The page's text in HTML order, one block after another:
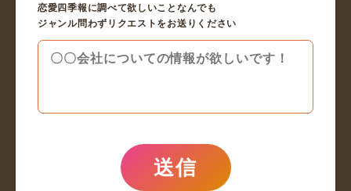
恋愛四季報に調べて欲しいことなんでも
ジャンル問わずリクエストをお送りください
送信